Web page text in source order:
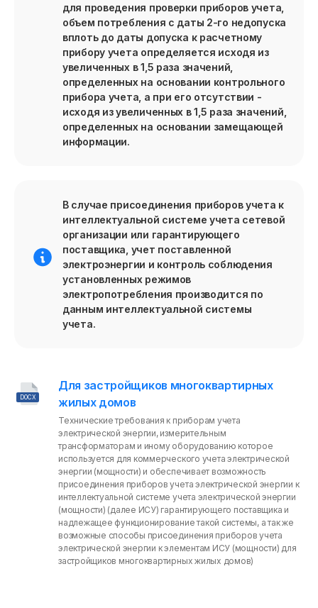
для проведения проверки приборов учета,
объем потребления с даты 2-го недопуска
вплоть до даты допуска к расчетному
прибору учета определяется исходя из
увеличенных в 1,5 раза значений,
определенных на основании контрольного
прибора учета, а при его отсутствии -
исходя из увеличенных в 1,5 раза значений,
определенных на основании замещающей
информации.
В случае присоединения приборов учета к
интеллектуальной системе учета сетевой
организации или гарантирующего
поставщика, учет поставленной
электроэнергии и контроль соблюдения
установленных режимов
электропотребления производится по
данным интеллектуальной системы
учета.
DOCX
Для застройщиков многоквартирных
жилых домов
Технические требования к приборам учета
электрической энергии, измерительным
трансформаторам и иному оборудованию которое
используется для коммерческого учета электрической
энергии (мощности) и обеспечивает возможность
присоединения приборов учета электрической энергии к
интеллектуальной системе учета электрической энергии
(мощности) (далее ИСУ) гарантирующего поставщика и
надлежащее функционирование такой системы, а так же
возможные способы присоединения приборов учета
электрической энергии к элементам ИСУ (мощности) для
застройщиков многоквартирных жилых домов)